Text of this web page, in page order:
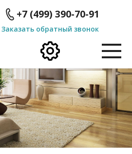
+7 (499) 390-70-91
Заказать обратный звонок